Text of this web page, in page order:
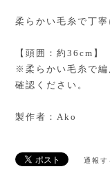
柔らかい毛糸で丁
【頭囲：約36cm】
※柔らかい毛糸で編
確認ください。
製作者：Ako
通報す